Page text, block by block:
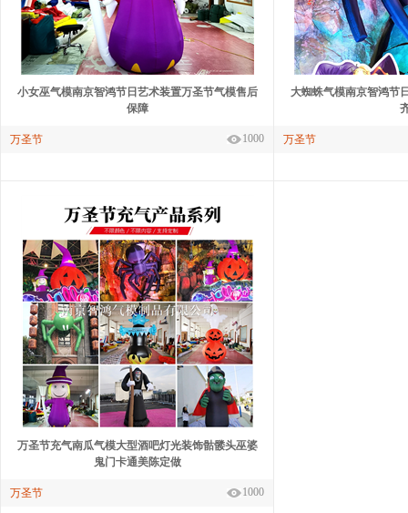
小女巫气模南京智鸿节日艺术装置万圣节气模售后
保障
1000
万圣节
大蜘蛛气模南京智鸿节
万圣节
万圣节充气南瓜气模大型酒吧灯光装饰骷髅头巫婆
鬼门卡通美陈定做
1000
万圣节